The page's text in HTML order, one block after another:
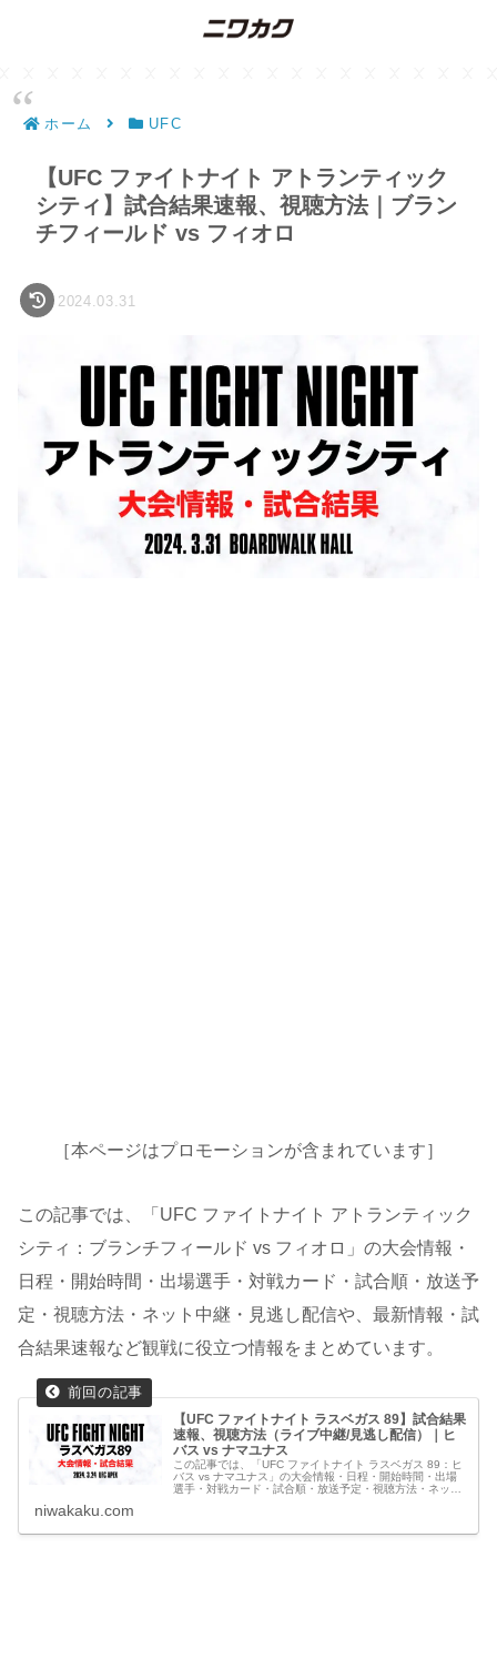
ホーム UFC
【UFC ファイトナイト アトランティック
シティ】試合結果速報、視聴方法｜ブラン
チフィールド vs フィオロ
2024.03.31
［本ページはプロモーションが含まれています］
この記事では、「UFC ファイトナイト アトランティック
シティ：ブランチフィールド vs フィオロ」の大会情報・
日程・開始時間・出場選手・対戦カード・試合順・放送予
定・視聴方法・ネット中継・見逃し配信や、最新情報・試
合結果速報など観戦に役立つ情報をまとめています。
【UFC ファイトナイト ラスベガス 89】試合結果
速報、視聴方法（ライブ中継/見逃し配信）｜ヒ
バス vs ナマユナス
この記事では、「UFC ファイトナイト ラスベガス 89：ヒ
バス vs ナマユナス」の大会情報・日程・開始時間・出場
選手・対戦カード・試合順・放送予定・視聴方法・ネット
niwakaku.com